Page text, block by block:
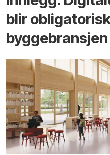
blir